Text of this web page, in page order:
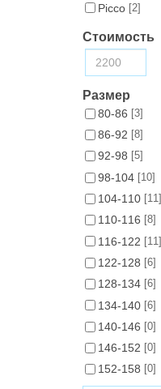
Picco [2]
Стоимость
Размер
80-86 [3]
86-92 [8]
92-98 [5]
98-104 [10]
104-110 [11]
110-116 [8]
116-122 [11]
122-128 [6]
128-134 [6]
134-140 [6]
140-146 [0]
146-152 [0]
152-158 [0]